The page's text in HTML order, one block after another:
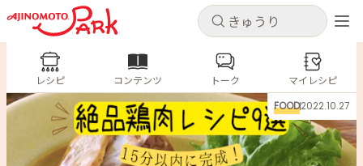
キャンセル
ログインするとレシピを保存できます
ログイン 新規登録
キャンセル
レシピ コンテンツ
人気の食材・レシピ
レシピ コンテンツ トーク マイレシピ
FOOD2022.10.27